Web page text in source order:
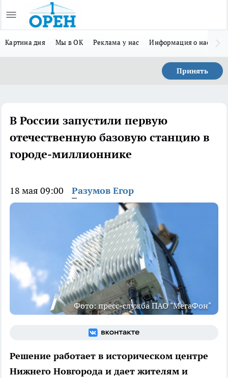
Картина дня Мы в ОК Реклама у нас Информация о нас
Принять
В России запустили первую
отечественную базовую станцию в
городе-миллионнике
18 мая 09:00 Разумов Егор
Фото: пресс-служба ПАО "МегаФон"
Решение работает в историческом центре
Нижнего Новгорода и дает жителям и